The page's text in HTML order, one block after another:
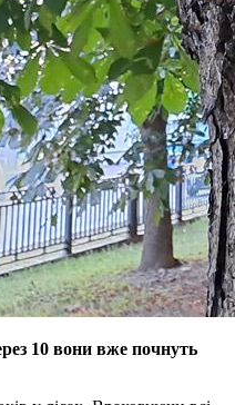
10 вони вже почнуть